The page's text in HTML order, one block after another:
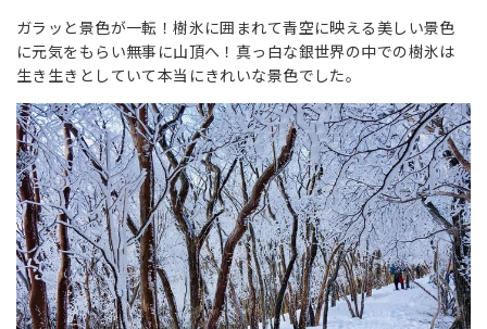
ガラッと景色が一転！樹氷に囲まれて青空に映える美しい景色
に元気をもらい無事に山頂へ！真っ白な銀世界の中での樹氷は
生き生きとしていて本当にきれいな景色でした。